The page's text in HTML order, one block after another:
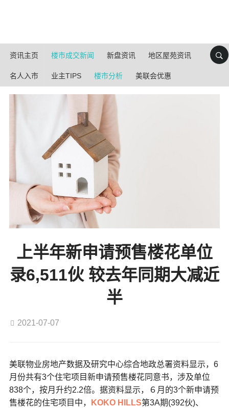
资讯主页 楼市成交新闻 新盘资讯 地区屋苑资讯
名人入市 业主TIPS 楼市分析 美联会优惠
上半年新申请预售楼花单位
录6,511伙 较去年同期大减近
半
2021-07-07
美联物业房地产数据及研究中心综合地政总署资料显示，6
月份共有3个住宅项目新申请预售楼花同意书，涉及单位
838个，按月升约2.2倍。据资料显示，６月的3个新申请预
售楼花的住宅项目中，
KOKO HILLS第3A期(392伙)、